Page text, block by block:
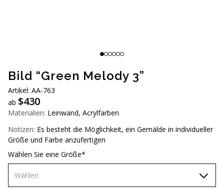
Bild “Green Melody 3”
Artikel: AA-763
ab $430
Materialien: Leinwand, Acrylfarben
Notizen: Es besteht die Möglichkeit, ein Gemälde in individueller
Größe und Farbe anzufertigen
Wählen Sie eine Größe*
Wählen